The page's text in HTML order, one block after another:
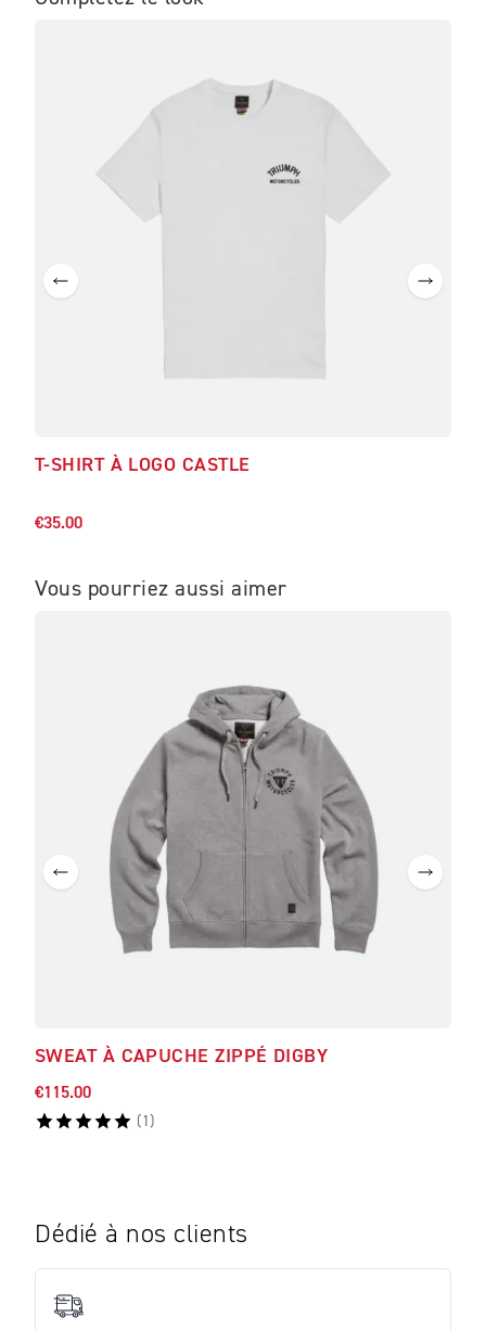
T-SHIRT À LOGO CASTLE
€35.00
Vous pourriez aussi aimer
SWEAT À CAPUCHE ZIPPÉ DIGBY
€115.00
( 1 )
Dédié à nos clients